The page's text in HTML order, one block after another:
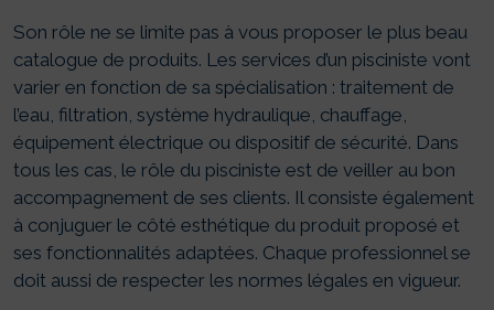
Son rôle ne se limite pas à vous proposer le plus beau
catalogue de produits. Les services d’un pisciniste vont
varier en fonction de sa spécialisation : traitement de
l’eau, filtration, système hydraulique, chauffage,
équipement électrique ou dispositif de sécurité. Dans
tous les cas, le rôle du pisciniste est de veiller au bon
accompagnement de ses clients. Il consiste également
à conjuguer le côté esthétique du produit proposé et
ses fonctionnalités adaptées. Chaque professionnel se
doit aussi de respecter les normes légales en vigueur.